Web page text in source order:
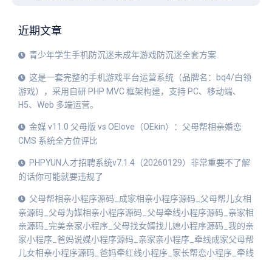
近期文章
青少年学生手机防沉迷未成年游戏防沉迷全套方案
这是一套完整的手机游戏平台运营系统（品牌名：bq4/白领
游戏），采用自研 PHP MVC 框架构建，支持 PC、移动端、
H5、Web 多端运营。
金媒 v11.0 父母版 vs OElove（OEkin）：父母帮相亲婚恋
CMS 系统全方位评比
PHPYUN人才招聘系统v7.1.4（20260129）非常重要不了解
的话你可能就要违规了
父母帮相亲小程序源码_成家相亲小程序源码_父母帮儿女相
亲源码_父母为媒相亲小程序源码_父母牵线小程序源码_亲家相
亲源码_完美亲家小程序_父母找女婿找儿媳小程序源码_我的亲
家小程序_爸妈说媒小程序源码_亲家亲小程序_牵线成家父母帮
儿女相亲小程序源码_爸妈牵红线小程序_家长帮恋小程序_牵线